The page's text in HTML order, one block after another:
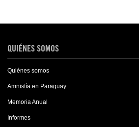
QUIÉNES SOMOS
Quiénes somos
Amnistía en Paraguay
Memoria Anual
Informes